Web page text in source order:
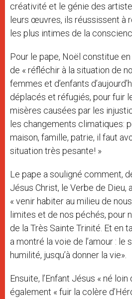
créativité et le génie des
leurs œuvres, ils réussissent à
les plus intimes de la
Pour le pape, Noël constitue
de « réfléchir à la situation de
femmes et d’enfants
déplacés et réfugiés, pour fuir
misères causées par les
les changements climatiques:
maison, famille, patrie, il faut
situation très pesante! »
Le pape a souligné comment,
Jésus Christ, le Verbe de Dieu,
« venir habiter au milieu de
limites et de nos péchés, pour
de la Très Sainte Trinité. Et en
a montré la voie de l’amour : le
humilité, jusqu’à donner la vie».
Ensuite, l’Enfant Jésus « né
également « fuir la colère